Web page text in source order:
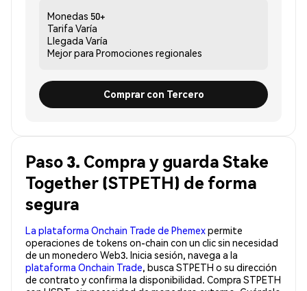
Monedas 50+
Tarifa Varía
Llegada Varía
Mejor para Promociones regionales
Comprar con Tercero
Paso 3. Compra y guarda Stake
Together (STPETH) de forma
segura
La plataforma Onchain Trade de Phemexpermite
operaciones de tokens on-chain con un clic sin necesidad
de un monedero Web3. Inicia sesión, navega a la
plataforma Onchain Trade, busca STPETH o su dirección
de contrato y confirma la disponibilidad. Compra STPETH